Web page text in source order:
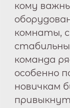
кому
комнаты,
команда
особенно
новичкам